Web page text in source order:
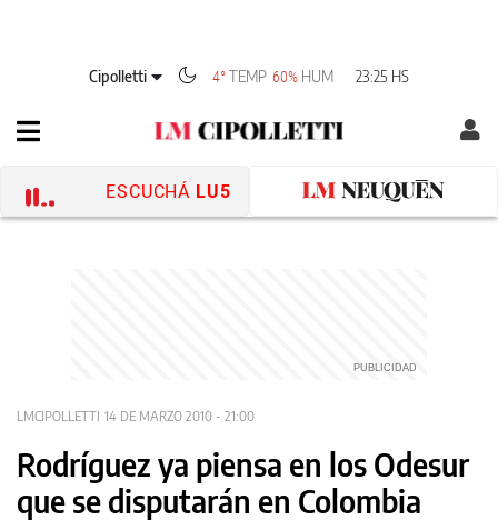
Cipolletti 4°TEMP 60% HUM 23:25 HS
ESCUCHÁ LU5
LMCIPOLLETTI 14 DE MARZO 2010 - 21:00
Rodríguez ya piensa en los Odesur
que se disputarán en Colombia